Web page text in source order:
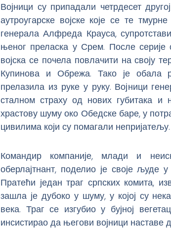
Војници су припадали четрдесет
аутроугарске војске које се те
генерала Алфреда Крауса,
њеног преласка у Срем. После серије
војска се почела повлачити на своју
Купинова и Обрежа. Тако је обала
прелазила из руке у руку. Војници
сталном страху од нових губитака и
храстову шуму око Обедске баре, у
цивилима који су помагали непријатељу.
Командир компаније, млади и
оберлајтнант, поделио је своје
Пратећи један траг српских комита,
зашла је дубоко у шуму, у којој су
века. Траг се изгубио у бујној
инсистирао да његови војници наставе